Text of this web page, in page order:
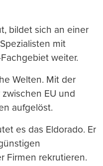
bildet sich an einer
mit
weiter.
Welten. Mit der
EU und
aufgelöst.
es das Eldorado. Er
Firmen rekrutieren.